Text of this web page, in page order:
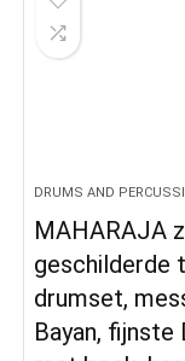
DRUMS AND
MAHARAJA
geschilderde
drumset,
Bayan, fijnste